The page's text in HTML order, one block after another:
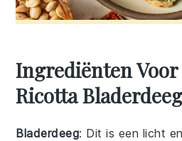
Ingrediënten
Ricotta
Bladerdeeg: Dit is een licht